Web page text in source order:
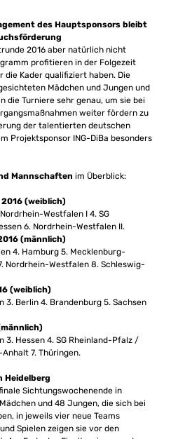
des Hauptsponsors bleibt
2016 aber natürlich nicht
profitieren in der Folgezeit
die Kader qualifiziert haben. Die
Mädchen und Jungen und
die Turniere sehr genau, um sie bei
weiter fördern zu
der talentierten deutschen
Projektsponsor ING-DiBa besonders
Mannschaften im Überblick:
(weiblich)
Westfalen I 4. SG
6. Nordrhein-Westfalen II.
(männlich)
4. Hamburg 5. Mecklenburg-
Nordrhein-Westfalen 8. Schleswig-
(weiblich)
3. Berlin 4. Brandenburg 5. Sachsen
3. Hessen 4. SG Rheinland-Pfalz /
7. Thüringen.
Heidelberg
Sichtungswochenende in
und 48 Jungen, die sich bei
in jeweils vier neue Teams
Spielen zeigen sie vor den